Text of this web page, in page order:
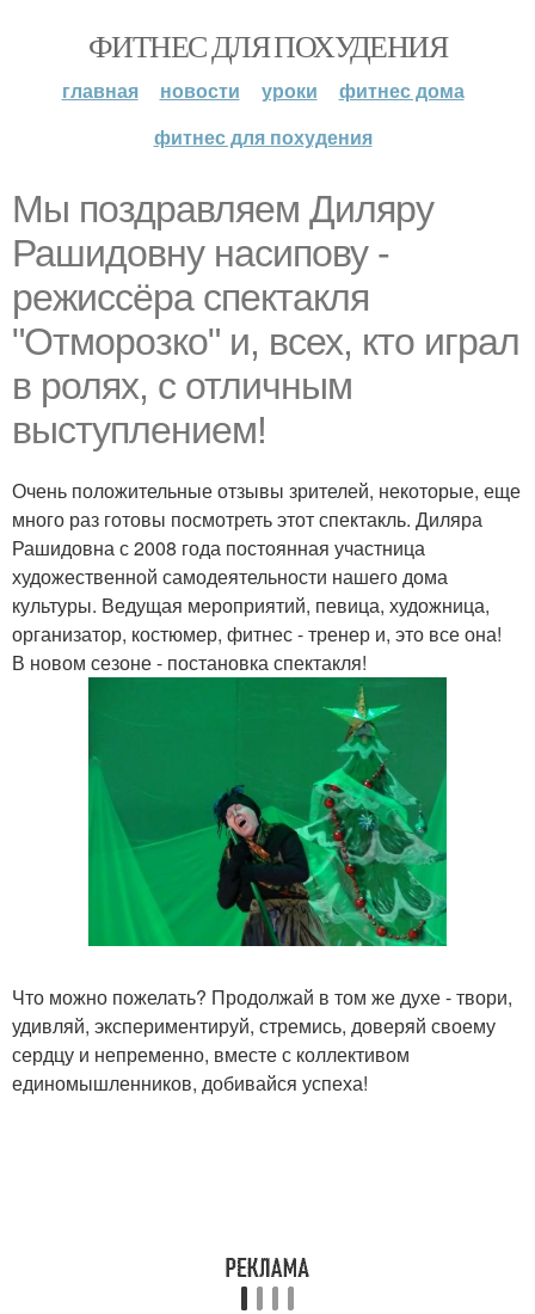
ФИТНЕС ДЛЯ ПОХУДЕНИЯ
главная новости уроки
фитнес дома
фитнес для похудения
Мы поздравляем Диляру
Рашидовну насипову -
режиссёра спектакля
"Отморозко" и, всех, кто играл
в ролях, с отличным
выступлением!
Очень положительные отзывы зрителей, некоторые, еще
много раз готовы посмотреть этот спектакль. Диляра
Рашидовна с 2008 года постоянная участница
художественной самодеятельности нашего дома
культуры. Ведущая мероприятий, певица, художница,
организатор, костюмер, фитнес - тренер и, это все она!
В новом сезоне - постановка спектакля!
Что можно пожелать? Продолжай в том же духе - твори,
удивляй, экспериментируй, стремись, доверяй своему
сердцу и непременно, вместе с коллективом
единомышленников, добивайся успеха!